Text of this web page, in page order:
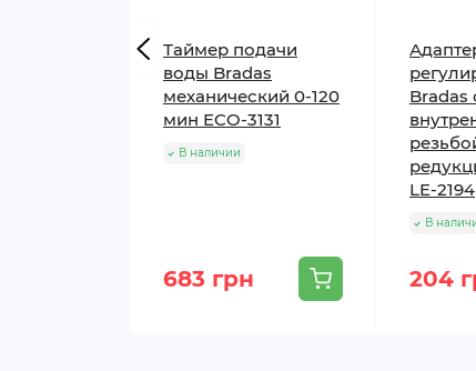
Таймер подачи
воды Bradas
механический 0-120
мин ECO-3131
В наличии
683 грн
Bradas
LE-2194
В
204